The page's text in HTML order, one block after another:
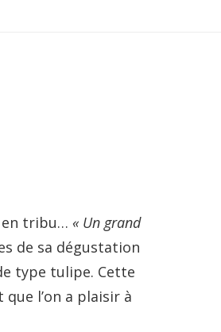
en tribu… « Un grand
de sa dégustation
type tulipe. Cette
l’on a plaisir à